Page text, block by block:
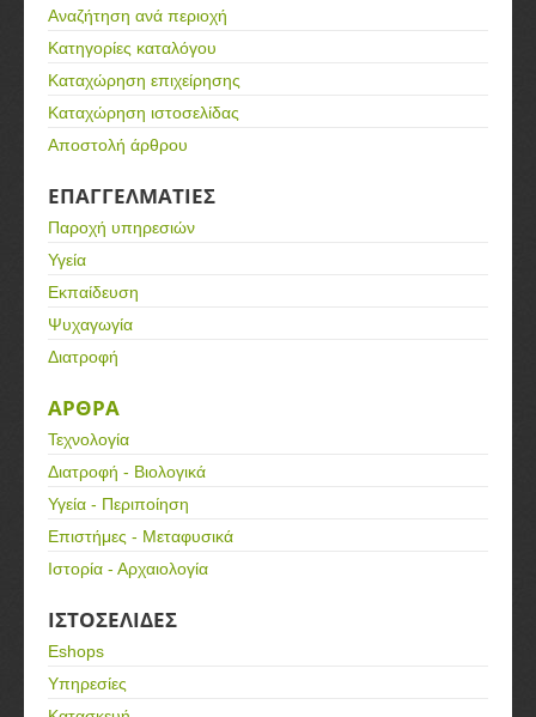
Αναζήτηση ανά περιοχή
Κατηγορίες καταλόγου
Καταχώρηση επιχείρησης
Καταχώρηση ιστοσελίδας
Αποστολή άρθρου
ΕΠΑΓΓΕΛΜΑΤΙΕΣ
Παροχή υπηρεσιών
Υγεία
Εκπαίδευση
Ψυχαγωγία
Διατροφή
ΑΡΘΡΑ
Τεχνολογία
Διατροφή - Βιολογικά
Υγεία - Περιποίηση
Επιστήμες - Μεταφυσικά
Ιστορία - Αρχαιολογία
ΙΣΤΟΣΕΛΙΔΕΣ
Eshops
Υπηρεσίες